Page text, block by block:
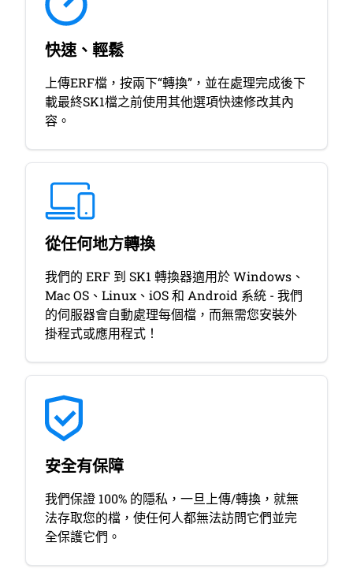
快速、輕鬆
上傳ERF檔，按兩下“轉換”，並在處理完成後下
載最終SK1檔之前使用其他選項快速修改其內
容。
從任何地方轉換
我們的 ERF 到 SK1 轉換器適用於 Windows、
Mac OS、Linux、iOS 和 Android 系統 - 我們
的伺服器會自動處理每個檔，而無需您安裝外
掛程式或應用程式！
安全有保障
我們保證 100% 的隱私，一旦上傳/轉換，就無
法存取您的檔，使任何人都無法訪問它們並完
全保護它們。